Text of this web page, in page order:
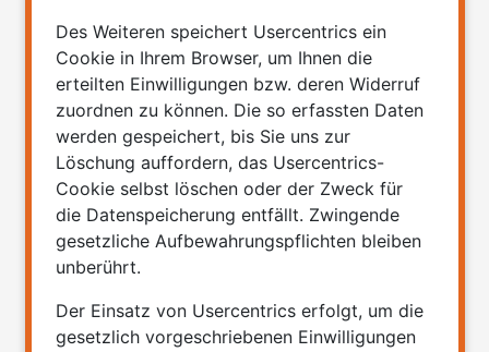
Des Weiteren speichert Usercentrics ein
Cookie in Ihrem Browser, um Ihnen die
erteilten Einwilligungen bzw. deren Widerruf
zuordnen zu können. Die so erfassten Daten
werden gespeichert, bis Sie uns zur
Löschung auffordern, das Usercentrics-
Cookie selbst löschen oder der Zweck für
die Datenspeicherung entfällt. Zwingende
gesetzliche Aufbewahrungspflichten bleiben
unberührt.
Der Einsatz von Usercentrics erfolgt, um die
gesetzlich vorgeschriebenen Einwilligungen